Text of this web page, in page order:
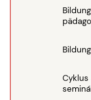
Cyklus